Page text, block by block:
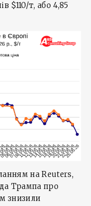
$110/т, або 4,85
на Reuters,
Трампа про
знизили